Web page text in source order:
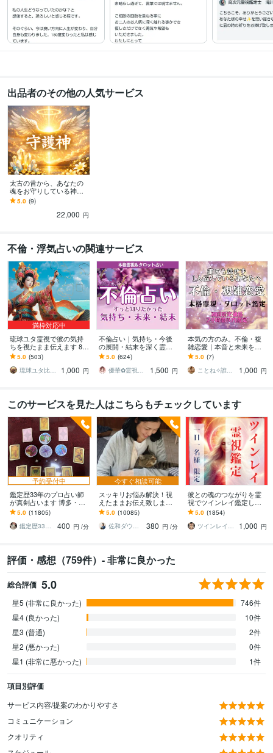
得意分野
占い 高次元霊視鑑定致します。 霊力覚醒
不倫 浮気 結婚 離婚 セックスレス 同性愛
ママ友
子育て
出品者のその他の人気サービス
太古の昔から、あなたの
魂をお守りしている神様
視ます 魂が何度輪廻転生
を繰り返しても、あなた
を守る神様は変わらない
5.0 (9)
22,000 円
不倫・浮気占いの関連サービス
満枠対応中
琉球ユタ霊視で彼の気持
ちを視たまま伝えます 8/3
1まで3,000円→1,000円で
真の幸せへ導く
5.0 (503)
琉球ユタ比嘉にらい
1,000 円
不倫占い｜気持ち・今後
の展開・結末を深く霊視
します 占うだけでなく、
具体的な行動アドバイス
まで丁寧にお伝えします
5.0 (624)
優華✿霊視で導く癒やしの恋占い師
1,500 円
本気の方のみ。不倫・複
雑恋愛｜本音と未来を占
います 不倫、W不倫、誰
にも言えない恋に悩んで
いる、本気の方限定。
5.0 (7)
ことね✧誰にも言えない悩み｜霊視タロット
1,000 円
このサービスを見た人はこちらもチェックしています
予約受付中
鑑定歴33年のプロ占い師
が真剣占います 博多・廓
屋の純血統占い祈願師
雷鳥
5.0 (11805)
鑑定歴33年のプロ占い師 雷鳥
400 円 /分
今すぐ相談可能
スッキリお悩み解決！視
えたままお伝え致します
恋愛、結婚、人間関係、
仕事、人生、ペットの気
持ち等◎祈願付き
5.0 (10085)
佐和ダウジング＆スピリットメンター
380 円 /分
彼との魂のつながりを霊
視でツインレイ鑑定しま
す 気になる彼とつながる
ことができるのか鑑定し
ます
5.0 (1854)
ツインレイ縁結び専門鑑定士✢神結シオン✢
1,000 円
評価・感想（759件）- 非常に良かった
総合評価 5.0
星5 (非常に良かった)
746件
星4 (良かった)
10件
星3 (普通)
2件
星2 (悪かった)
0件
星1 (非常に悪かった)
1件
項目別評価
サービス内容/提案のわかりやすさ
コミュニケーション
クオリティ